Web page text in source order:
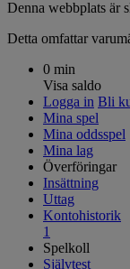
Denna webbplats är
Detta omfattar
0 min
Visa saldo
Logga in Bli
Mina spel
Mina oddsspel
Mina lag
Överföringar
Insättning
Uttag
Kontohistorik
1
Spelkoll
Självtest